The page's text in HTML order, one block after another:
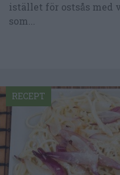
istället för ostsås med
som...
RECEPT